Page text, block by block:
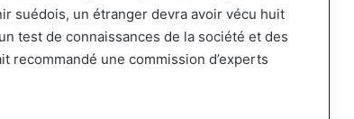
suédois, un étranger devra avoir vécu huit
test de connaissances de la société et des
recommandé une commission d’experts